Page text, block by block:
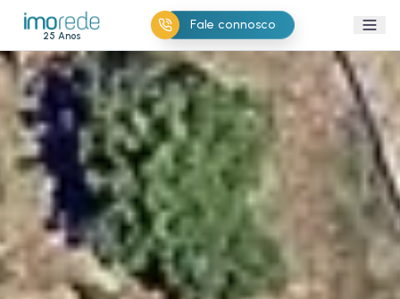
25 Anos
Fale connosco